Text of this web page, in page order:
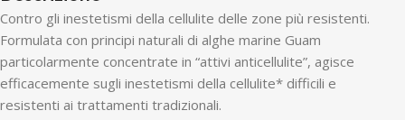
Contro gli inestetismi della cellulite delle zone più resistenti.
Formulata con principi naturali di alghe marine Guam
particolarmente concentrate in “attivi anticellulite”, agisce
efficacemente sugli inestetismi della cellulite* difficili e
resistenti ai trattamenti tradizionali.